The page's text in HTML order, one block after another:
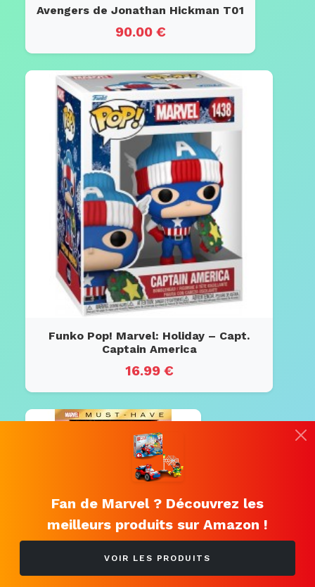
Avengers de Jonathan Hickman T01
90.00 €
Funko Pop! Marvel: Holiday – Capt.
Captain America
16.99 €
Fan de Marvel ? Découvrez les
meilleurs produits sur Amazon !
VOIR LES PRODUITS